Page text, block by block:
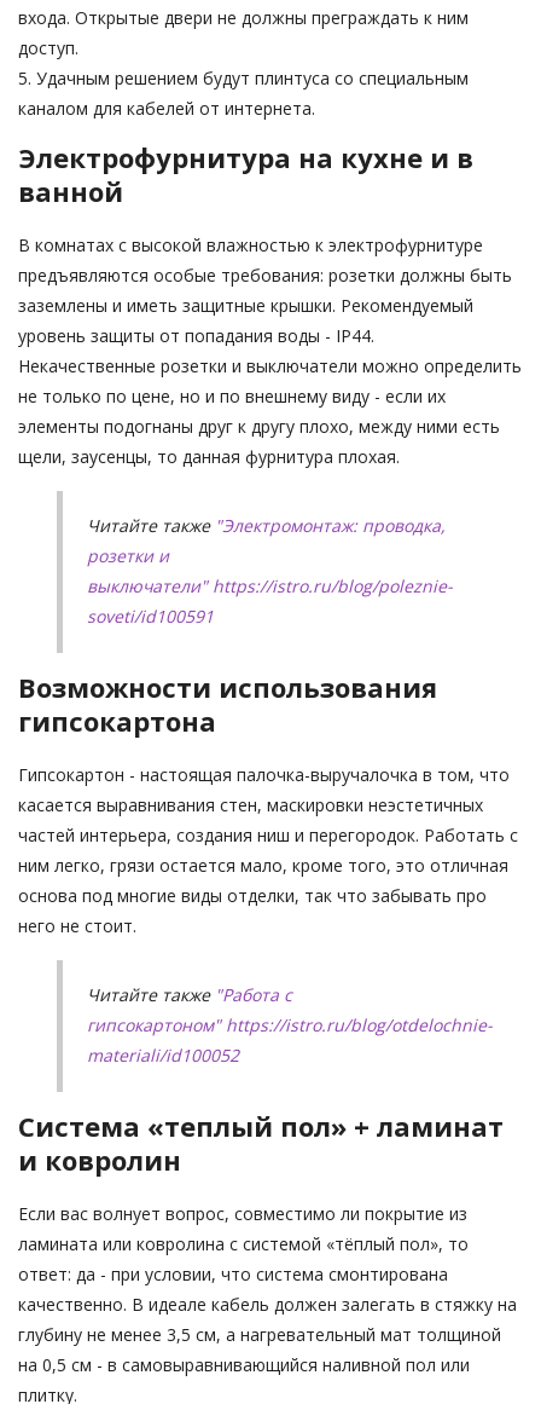
входа. Открытые двери не должны преграждать к ним
доступ.
5. Удачным решением будут плинтуса со специальным
каналом для кабелей от интернета.
Электрофурнитура на кухне и в
ванной
В комнатах с высокой влажностью к электрофурнитуре
предъявляются особые требования: розетки должны быть
заземлены и иметь защитные крышки. Рекомендуемый
уровень защиты от попадания воды - IP44.
Некачественные розетки и выключатели можно определить
не только по цене, но и по внешнему виду - если их
элементы подогнаны друг к другу плохо, между ними есть
щели, заусенцы, то данная фурнитура плохая.
Читайте также "Электромонтаж: проводка,
розетки и
выключатели" https://istro.ru/blog/poleznie-
soveti/id100591
Возможности использования
гипсокартона
Гипсокартон - настоящая палочка-выручалочка в том, что
касается выравнивания стен, маскировки неэстетичных
частей интерьера, создания ниш и перегородок. Работать с
ним легко, грязи остается мало, кроме того, это отличная
основа под многие виды отделки, так что забывать про
него не стоит.
Читайте также "Работа с
гипсокартоном" https://istro.ru/blog/otdelochnie-
materiali/id100052
Система «теплый пол» + ламинат
и ковролин
Если вас волнует вопрос, совместимо ли покрытие из
ламината или ковролина с системой «тёплый пол», то
ответ: да - при условии, что система смонтирована
качественно. В идеале кабель должен залегать в стяжку на
глубину не менее 3,5 см, а нагревательный мат толщиной
на 0,5 см - в самовыравнивающийся наливной пол или
плитку.